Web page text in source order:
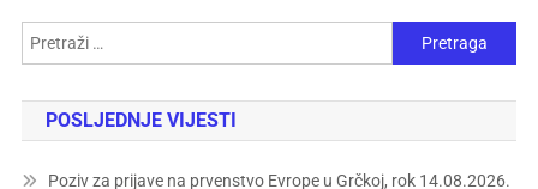
POSLJEDNJE VIJESTI
Poziv za prijave na prvenstvo Evrope u Grčkoj, rok 14.08.2026.